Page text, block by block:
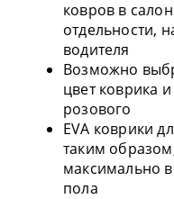
ковров в
отдельности,
водителя
Возможно
цвет коврика
розового
EVA коврики
таким
максимально
пола